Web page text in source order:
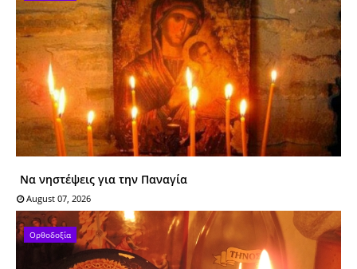
Να νηστέψεις για την Παναγία
August 07, 2026
Ορθοδοξία